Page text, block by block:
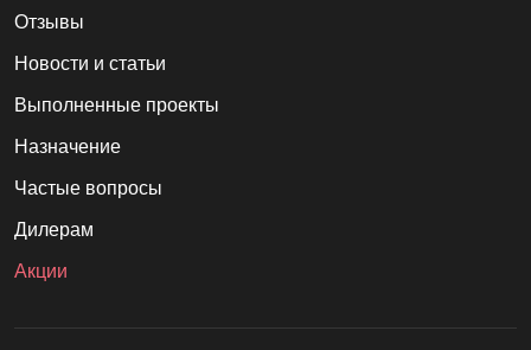
Отзывы
Новости и статьи
Выполненные проекты
Назначение
Частые вопросы
Дилерам
Акции